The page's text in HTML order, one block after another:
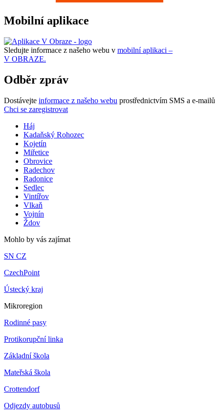
Mobilní aplikace
Sledujte informace z našeho webu v mobilní aplikaci –
V OBRAZE.
Odběr zpráv
Dostávejte informace z našeho webu prostřednictvím SMS a e-mailů
Chci se zaregistrovat
Háj
Kadaňský Rohozec
Kojetín
Miřetice
Obrovice
Radechov
Radonice
Sedlec
Vintířov
Vlkaň
Vojnín
Ždov
Mohlo by vás zajímat
SN CZ
CzechPoint
Ústecký kraj
Mikroregion
Rodinné pasy
Protikorupční linka
Základní škola
Mateřská škola
Crottendorf
Odjezdy autobusů